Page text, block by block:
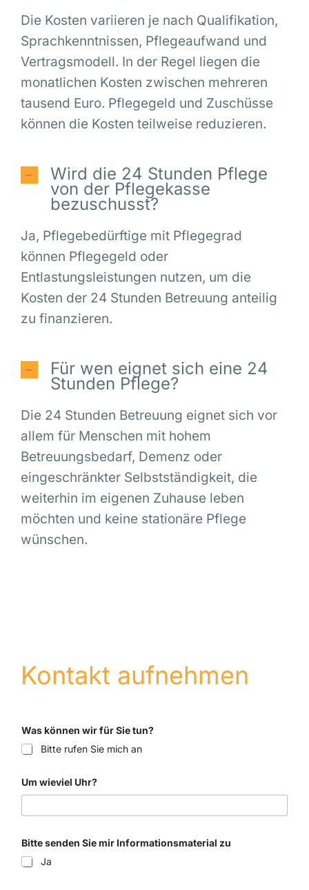
Die Kosten variieren je nach Qualifikation,
Sprachkenntnissen, Pflegeaufwand und
Vertragsmodell. In der Regel liegen die
monatlichen Kosten zwischen mehreren
tausend Euro. Pflegegeld und Zuschüsse
können die Kosten teilweise reduzieren.
Wird die 24 Stunden Pflege
von der Pflegekasse
bezuschusst?
Ja, Pflegebedürftige mit Pflegegrad
können Pflegegeld oder
Entlastungsleistungen nutzen, um die
Kosten der 24 Stunden Betreuung anteilig
zu finanzieren.
Für wen eignet sich eine 24
Stunden Pflege?
Die 24 Stunden Betreuung eignet sich vor
allem für Menschen mit hohem
Betreuungsbedarf, Demenz oder
eingeschränkter Selbstständigkeit, die
weiterhin im eigenen Zuhause leben
möchten und keine stationäre Pflege
wünschen.
Kontakt aufnehmen
Was können wir für Sie tun?
Bitte rufen Sie mich an
Um wieviel Uhr?
Bitte senden Sie mir Informationsmaterial zu
Ja